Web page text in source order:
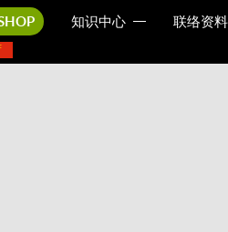
知识中心 联络资料